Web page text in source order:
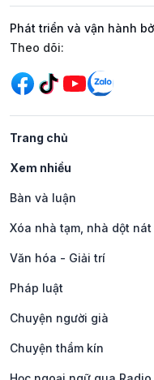
Phát triển và vận hành
Mạng xã hội
Theo dõi:
Trang chủ
Xem nhiều
Bàn và luận
Xóa nhà tạm, nhà dột nát
Văn hóa - Giải trí
Pháp luật
Chuyện người già
Chuyện thầm kín